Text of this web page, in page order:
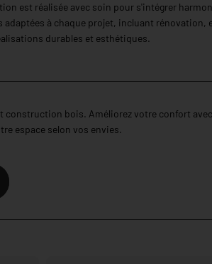
est réalisée avec soin pour s'intégrer
à chaque projet, incluant
durables et esthétiques.
construction bois. Améliorez votre confort
espace selon vos envies.